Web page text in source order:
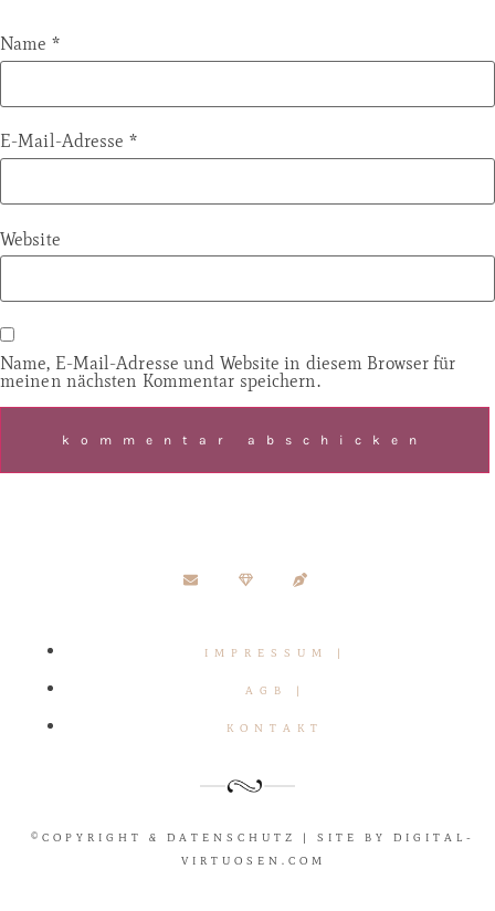
Name *
E-Mail-Adresse *
Website
Name, E-Mail-Adresse und Website in diesem Browser für
meinen nächsten Kommentar speichern.
IMPRESSUM |
AGB |
KONTAKT
©COPYRIGHT & DATENSCHUTZ | SITE BY DIGITAL-
VIRTUOSEN.COM